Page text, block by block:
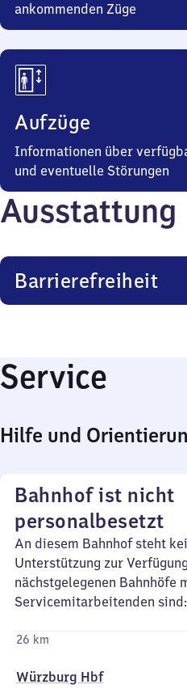
ankommenden Züge
Aufzüge
Informationen über
und eventuelle Störungen
Ausstattung
Barrierefreiheit
Service
Hilfe und
Bahnhof ist nicht
personalbesetzt
An diesem Bahnhof steht
Unterstützung zur
nächstgelegenen Bahnhöfe
Servicemitarbeitenden sind:
26 km
Würzburg Hbf